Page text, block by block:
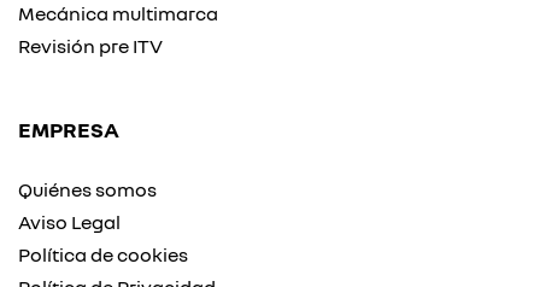
Mecánica multimarca
Revisión pre ITV
EMPRESA
Quiénes somos
Aviso Legal
Política de cookies